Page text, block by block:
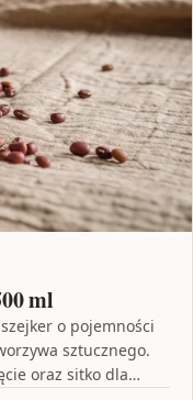
ml
o pojemności
sztucznego.
oraz sitko dla…